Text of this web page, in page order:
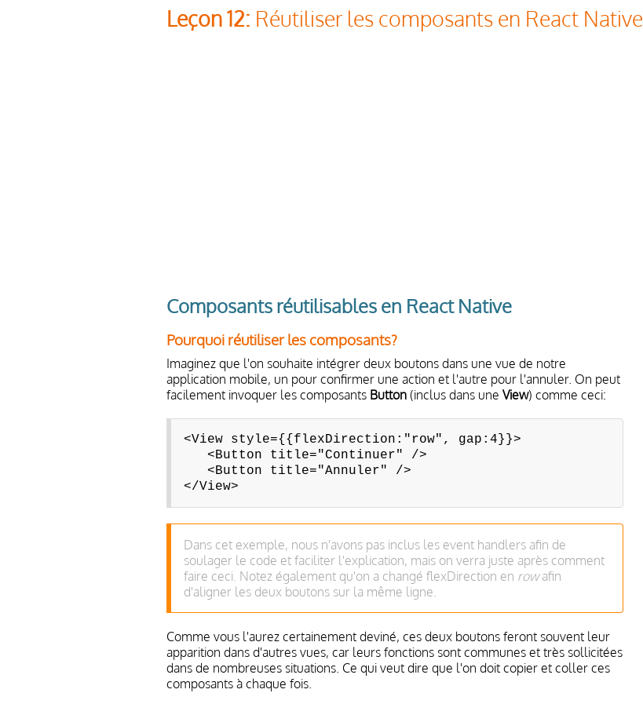
Leçon 12: Réutiliser les composants en React Native
Composants réutilisables en React Native
Pourquoi réutiliser les composants?
Imaginez que l'on souhaite intégrer deux boutons dans une vue de notre
application mobile, un pour confirmer une action et l'autre pour l'annuler. On peut
facilement invoquer les composants Button(inclus dans une View) comme ceci:
<View style={{flexDirection:"row", gap:4}}>
<Button title="Continuer" />
<Button title="Annuler" />
</View>
Dans cet exemple, nous n'avons pas inclus les event handlers afin de
soulager le code et faciliter l'explication, mais on verra juste après comment
faire ceci. Notez également qu'on a changé flexDirection en rowafin
d'aligner les deux boutons sur la même ligne.
Comme vous l'aurez certainement deviné, ces deux boutons feront souvent leur
apparition dans d'autres vues, car leurs fonctions sont communes et très sollicitées
dans de nombreuses situations. Ce qui veut dire que l'on doit copier et coller ces
composants à chaque fois.